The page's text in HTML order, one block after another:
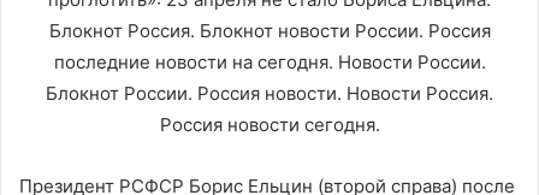
Президент РСФСР Борис Ельцин (второй справа) после